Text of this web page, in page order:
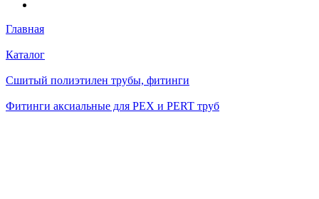
Главная
Каталог
Сшитый полиэтилен трубы, фитинги
Фитинги аксиальные для PEX и PERT труб